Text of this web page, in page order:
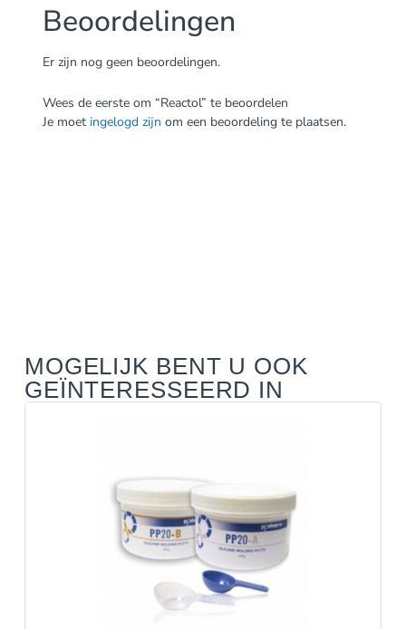
Beoordelingen
Er zijn nog geen beoordelingen.
Wees de eerste om “Reactol” te beoordelen
Je moet ingelogd zijn om een beoordeling te plaatsen.
MOGELIJK BENT U OOK
GEÏNTERESSEERD IN